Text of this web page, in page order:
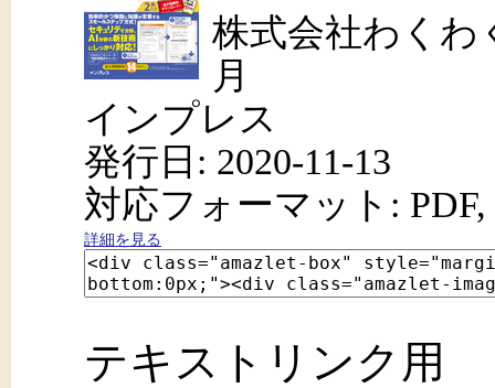
株式会社わく
月
インプレス
発行日: 2020-11-13
対応フォーマット: PDF,
詳細を見る
テキストリンク用